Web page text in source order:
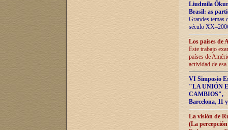
Liudmila
Brasil: as
Grandes temas
século
Los países de
Este trabajo
países de
actividad de
VI Simposio
"LA UNIÓN
CAMBIOS",
Barcelona, 11
La visión de
(La